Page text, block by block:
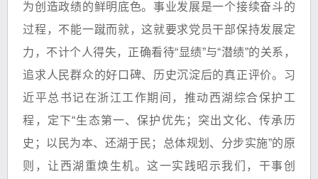
为创造政绩的鲜明底色。事业发展是一个接续奋斗的
过程，不能一蹴而就，这就要求党员干部保持发展定
力，不计个人得失，正确看待“显绩”与“潜绩”的关系，
追求人民群众的好口碑、历史沉淀后的真正评价。习
近平总书记在浙江工作期间，推动西湖综合保护工
程，定下“生态第一、保护优先；突出文化、传承历
史；以民为本、还湖于民；总体规划、分步实施”的原
则，让西湖重焕生机。这一实践昭示我们，干事创